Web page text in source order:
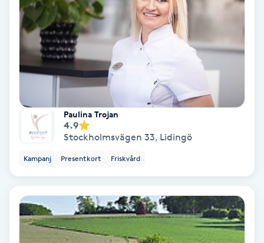
Olaplexbehandling
Ombre
Ombre brows
Ombre naglar
Optiker
Ortopedi
Paulina Trojan
4.9
Stockholmsvägen 33, Lidingö
Kampanj Presentkort Friskvård